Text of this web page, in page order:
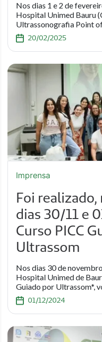
Nos dias 1 e 2 de
Hospital Unimed Bauru
Ultrassonografia Point
20/02/2025
Imprensa
Foi realizado,
dias 30/11 e
Curso PICC
Ultrassom
Nos dias 30 de
Hospital Unimed de
Guiado por Ultrassom*,
01/12/2024